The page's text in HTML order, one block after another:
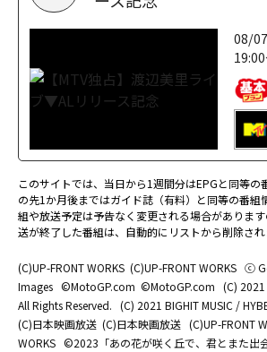
08/
このサイトでは、当日から1週間分はEPGと同等の
の先1か月後まではガイド誌（有料）と同等の番組
組や放送予定は予告なく変更される場合がありま
送が終了した番組は、自動的にリストから削除され
(C)UP-FRONT WORKS (C)UP-FRONT WORKS ⓒ
Images ©MotoGP.com ©MotoGP.com (C) 2021
All Rights Reserved. (C) 2021 BIGHIT MUSIC /
(C)日本映画放送 (C)日本映画放送 (C)UP-FRONT
WORKS ©2023「あの花が咲く丘で、君とまた出